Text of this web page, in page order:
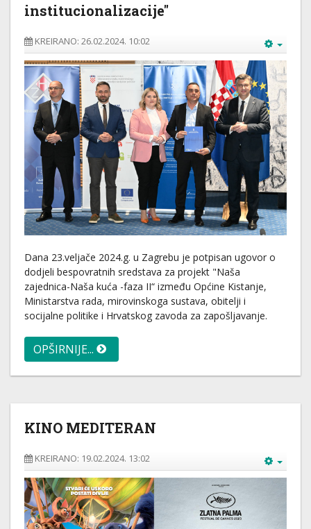
institucionalizacije"
KREIRANO: 26.02.2024. 10:02
Dana 23.veljače 2024.g. u Zagrebu je potpisan ugovor o
dodjeli bespovratnih sredstava za projekt "Naša
zajednica-Naša kuća -faza II“ između Općine Kistanje,
Ministarstva rada, mirovinskoga sustava, obitelji i
socijalne politike i Hrvatskog zavoda za zapošljavanje.
OPŠIRNIJE...
KINO MEDITERAN
KREIRANO: 19.02.2024. 13:02